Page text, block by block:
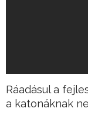
Ráadásul a
a katonáknak